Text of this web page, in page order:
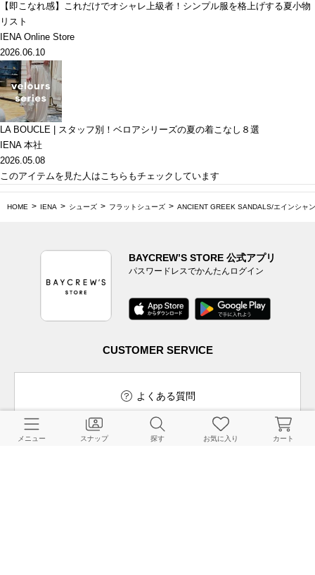
【即こなれ感】これだけでオシャレ上級者！シンプル服を格上げする夏小物
リスト
IENA Online Store
2026.06.10
LA BOUCLE | スタッフ別！ベロアシリーズの夏の着こなし８選
IENA 本社
2026.05.08
このアイテムを見た人はこちらもチェックしています
HOME IENA シューズ フラットシューズ ANCIENT GREEK SANDALS/エインシャ
BAYCREW’S STORE 公式アプリ
パスワードレスでかんたんログイン
CUSTOMER SERVICE
よくある質問
メニュー スナップ 探す お気に入り カート